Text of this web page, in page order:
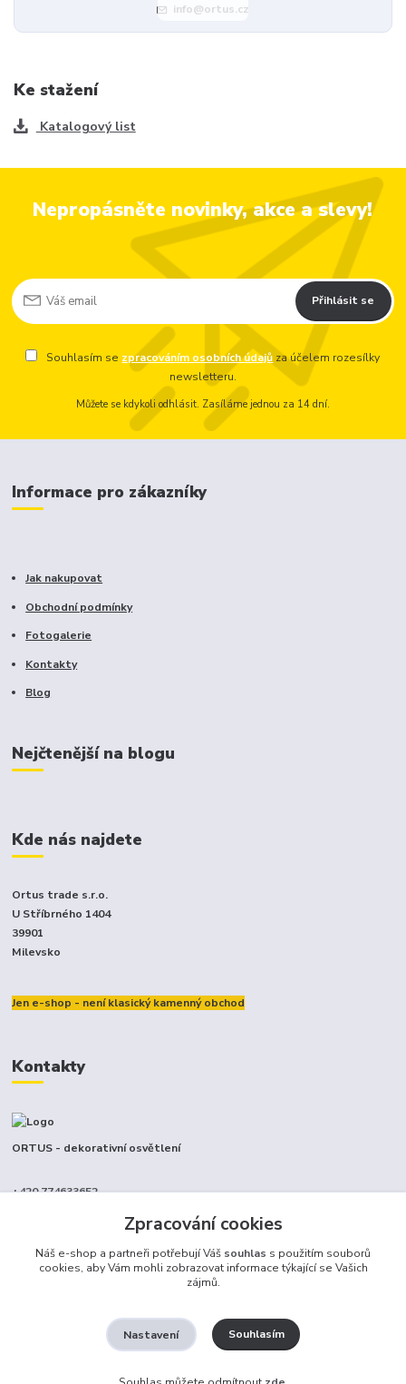
info@ortus.cz
Ke stažení
Katalogový list
Nepropásněte novinky, akce a slevy!
Přihlásit se
Souhlasím se zpracováním osobních údajů za účelem rozesílky
newsletteru.
Můžete se kdykoli odhlásit. Zasíláme jednou za 14 dní.
Informace pro zákazníky
Jak nakupovat
Obchodní podmínky
Fotogalerie
Kontakty
Blog
Nejčtenější na blogu
Kde nás najdete
Ortus trade s.r.o.
U Stříbrného 1404
39901
Milevsko
Jen e-shop - není klasický kamenný obchod
Kontakty
ORTUS - dekorativní osvětlení
+420 774633652
Zpracování cookies
Náš e-shop a partneři potřebují Váš souhlas s použitím souborů
cookies, aby Vám mohli zobrazovat informace týkající se Vašich
zájmů.
Nastavení Souhlasím